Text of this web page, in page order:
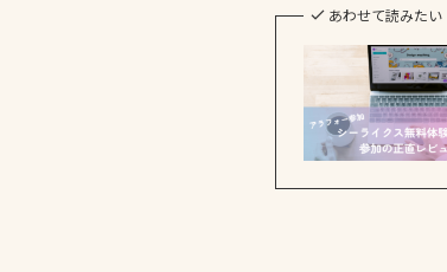
あわせて読みたい